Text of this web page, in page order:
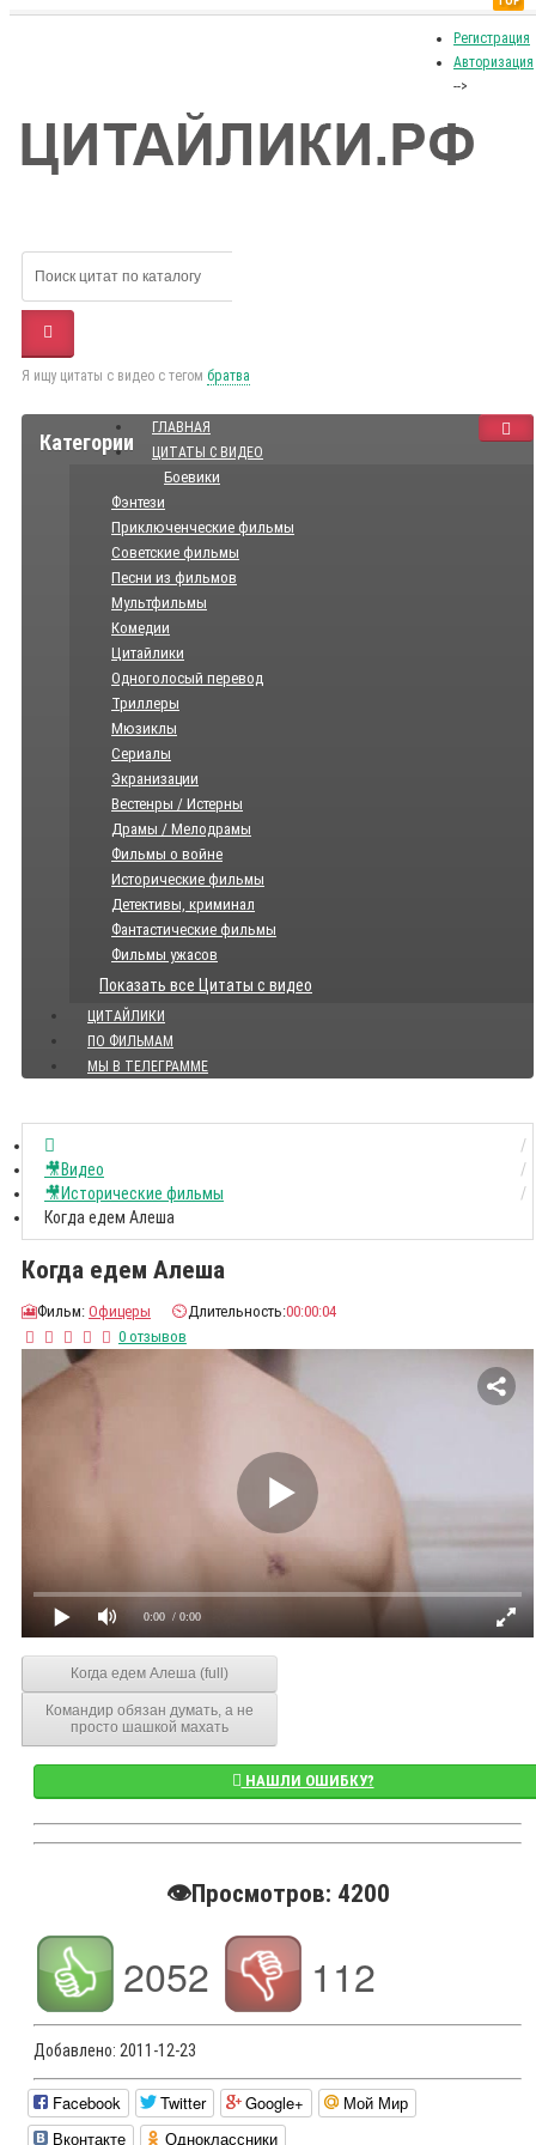
Регистрация
Авторизация
-->
Я ищу цитаты с видео с тегом братва
Категории
ГЛАВНАЯ
ЦИТАТЫ С ВИДЕО
Боевики
Фэнтези
Приключенческие фильмы
Советские фильмы
Песни из фильмов
Мультфильмы
Комедии
Цитайлики
Одноголосый перевод
Триллеры
Мюзиклы
Сериалы
Экранизации
Вестенры / Истерны
Драмы / Мелодрамы
Фильмы о войне
Исторические фильмы
Детективы, криминал
Фантастические фильмы
Фильмы ужасов
Показать все Цитаты с видео
ЦИТАЙЛИКИ
ПО ФИЛЬМАМ
МЫ В ТЕЛЕГРАММЕ
🎥Видео
🎥Исторические фильмы
Когда едем Алеша
Когда едем Алеша
🎦Фильм: Офицеры ⏲️Длительность:00:00:04
0 отзывов
0:00 / 0:00
Когда едем Алеша (full)
Командир обязан думать, а не
просто шашкой махать
НАШЛИ ОШИБКУ?
👁️Просмотров: 4200
2052 112
Добавлено: 2011-12-23
Facebook Twitter Google+
Мой Мир
Вконтакте
Одноклассники